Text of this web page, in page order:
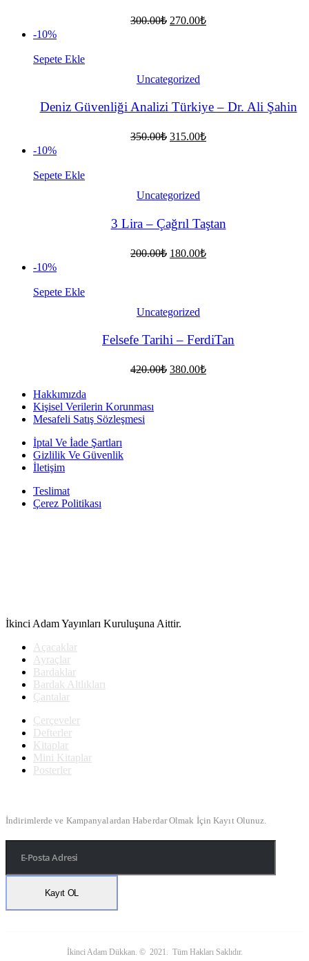
300.00₺ Orijinal
270.00₺Şu
-10%
Sepete Ekle
Uncategorized
Deniz Güvenliği Analizi Türkiye – Dr. Ali Şahin
350.00₺ Orijinal
315.00₺Şu
-10%
Sepete Ekle
Uncategorized
3 Lira – Çağrıl Taştan
200.00₺ Orijinal
180.00₺Şu
-10%
Sepete Ekle
Uncategorized
Felsefe Tarihi – FerdiTan
420.00₺ Orijinal
380.00₺Şu
Hakkımızda
Kişisel Verilerin Korunması
Mesafeli Satış Sözleşmesi
İptal Ve İade Şartları
Gizlilik Ve Güvenlik
İletişim
Teslimat
Çerez Politikası
İkinci Adam Yayınları Kuruluşuna Aittir.
Açacaklar
Ayraçlar
Bardaklar
Bardak Altlıkları
Çantalar
Çerçeveler
Defterler
Kitaplar
Mini Kitaplar
Posterler
İndirimlerde ve Kampanyalardan Haberdar Olmak İçin Kayıt Olunuz.
İkinci Adam Dükkan. © 2021. Tüm Hakları Saklıdır.